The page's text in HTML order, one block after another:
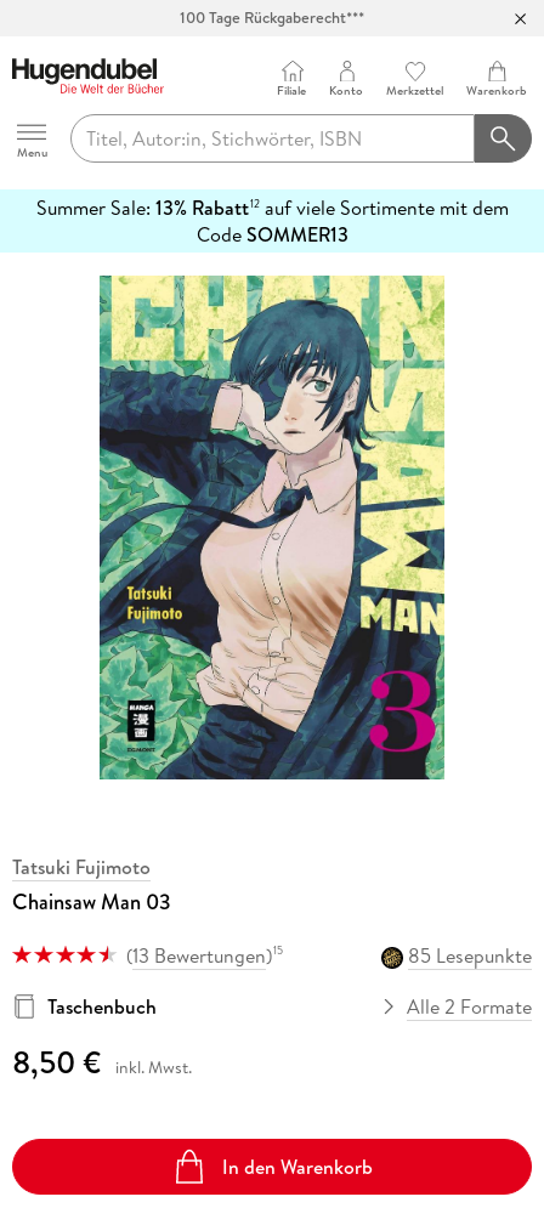
100 Tage Rückgaberecht***
Hugendubel
Menu
Filiale Konto Merkzettel Warenkorb
Summer Sale: 13% Rabatt12auf viele Sortimente mit dem
CodeSOMMER13
erfahren
Tatsuki Fujimoto
Chainsaw Man 03
(13 Bewertungen)15
85 Lesepunkte
Taschenbuch
Alle 2 Formate
8,50 € inkl. Mwst.
In den Warenkorb